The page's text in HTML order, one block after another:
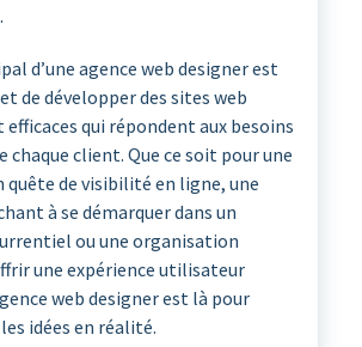
d’une agence web designer est
de développer des sites web
qui répondent aux besoins
chaque client. Que ce soit pour une
quête de visibilité en ligne, une
à se démarquer dans un
ou une organisation
une expérience utilisateur
web designer est là pour
idées en réalité.